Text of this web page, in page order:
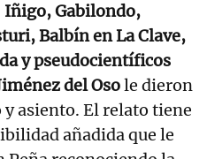
Iñigo, Gabilondo,
Balbín en La Clave,
y pseudocientíficos
del Osole dieron
y asiento. El relato tiene
añadida que le